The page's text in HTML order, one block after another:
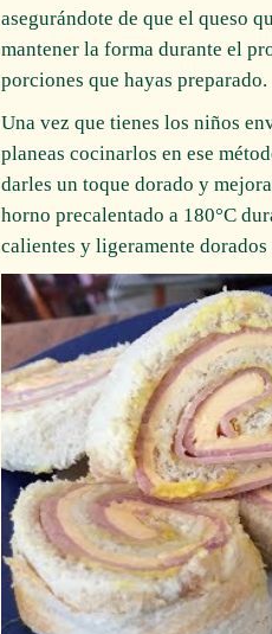
asegurándote de que el queso
mantener la forma durante el
porciones que hayas preparado.
Una vez que tienes los niños
planeas cocinarlos en ese
darles un toque dorado y
horno precalentado a 180°C
calientes y ligeramente